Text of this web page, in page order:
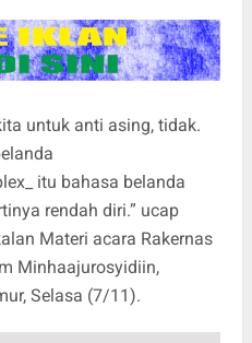
untuk anti asing, tidak.
itu bahasa belanda
rendah diri.” ucap
Materi acara Rakernas
Minhaajurosyidiin,
Selasa (7/11).